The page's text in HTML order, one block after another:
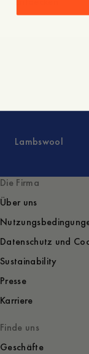
Lambswool
Die Firma
Über uns
Datenschutz und
Sustainability
Presse
Karriere
Finde uns
Geschäfte